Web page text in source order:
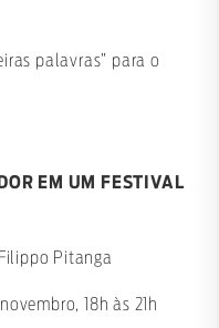
palavras” para o
EM UM FESTIVAL
Pitanga
18h às 21h